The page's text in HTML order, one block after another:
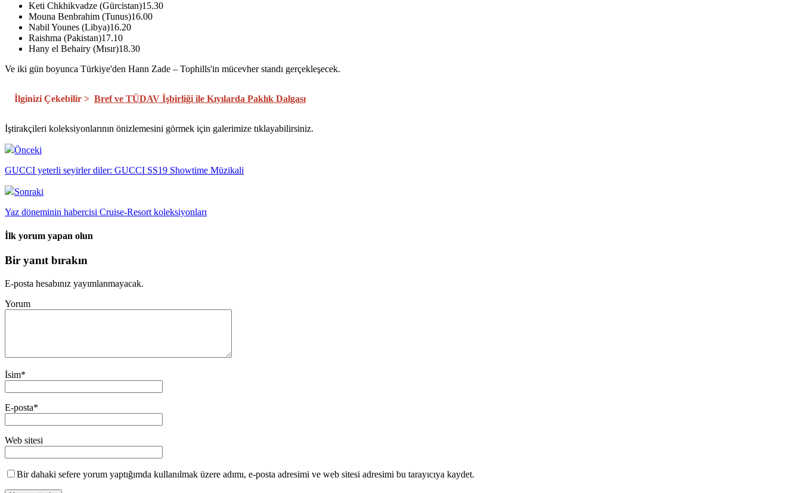
Keti Chkhikvadze (Gürcistan)15.30
Mouna Benbrahim (Tunus)16.00
Nabil Younes (Libya)16.20
Raishma (Pakistan)17.10
Hany el Behairy (Mısır)18.30
Ve iki gün boyunca Türkiye'den Hann Zade – Tophills'in mücevher standı gerçekleşecek.
İlginizi Çekebilir > Bref ve TÜDAV İşbirliği ile Kıyılarda Paklık Dalgası
İştirakçileri koleksiyonlarının önizlemesini görmek için galerimize tıklayabilirsiniz.
Önceki
GUCCI yeterli seyirler diler: GUCCI SS19 Showtime Müzikali
Sonraki
Yaz döneminin habercisi Cruise-Resort koleksiyonları
İlk yorum yapan olun
Bir yanıt bırakın
E-posta hesabınız yayımlanmayacak.
Yorum
İsim*
E-posta*
Web sitesi
Bir dahaki sefere yorum yaptığımda kullanılmak üzere adımı, e-posta adresimi ve web sitesi adresimi bu tarayıcıya kaydet.